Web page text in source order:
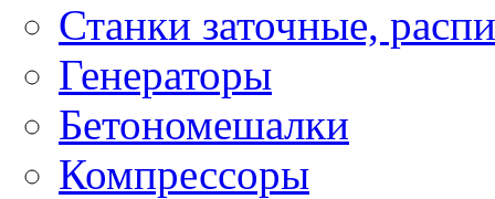
Станки заточные,
Генераторы
Бетономешалки
Компрессоры